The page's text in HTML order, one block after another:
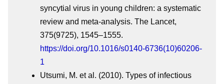
syncytial virus in young children: a systematic
review and meta-analysis. The Lancet,
375(9725), 1545–1555.
https://doi.org/10.1016/s0140-6736(10)60206-
1
Utsumi, M. et al. (2010). Types of infectious